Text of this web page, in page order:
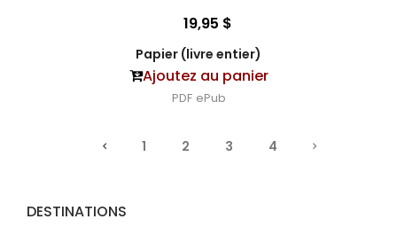
DESTINATIONS
19,95 $
Papier (livre entier)
Ajoutez au panier
PDF ePub
1 2 3 4